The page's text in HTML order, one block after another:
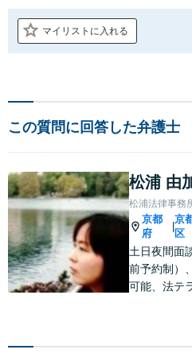
マイリストに入れる
この質問に回答した弁護士
松浦 由
松浦法律事務
京都
府
|
京
区
土日夜間面
前予約制）
可能、法テ